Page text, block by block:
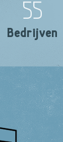
55
Bedrijven